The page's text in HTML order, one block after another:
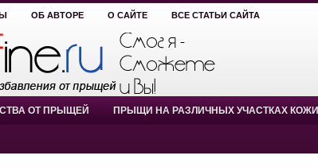
ОБ АВТОРЕ О САЙТЕ ВСЕ СТАТЬИ САЙТА
ОТ ПРЫЩЕЙ ПРЫЩИ НА РАЗЛИЧНЫХ УЧАСТКАХ КОЖИ